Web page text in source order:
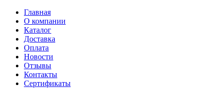
Главная
О компании
Каталог
Доставка
Оплата
Новости
Отзывы
Контакты
Сертификаты